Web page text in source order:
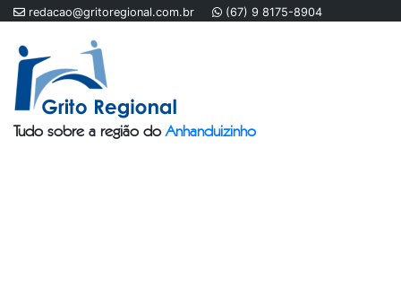
redacao@gritoregional.com.br (67) 9 8175-8904
Tudo sobre a região doAnhanduizinho